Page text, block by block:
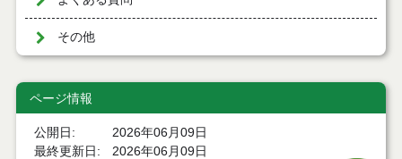
その他
ページ情報
公開日
2026年06月09日
最終更新日
2026年06月09日